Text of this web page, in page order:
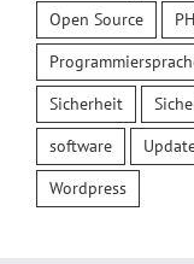
Open Source
Sicherheit
software
Wordpress